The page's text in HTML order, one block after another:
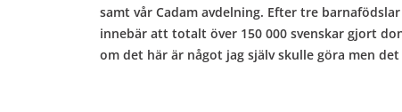
samt vår Cadam avdelning. Efter tre
innebär att totalt över 150 000 svenskar gjort
om det här är något jag själv skulle göra men